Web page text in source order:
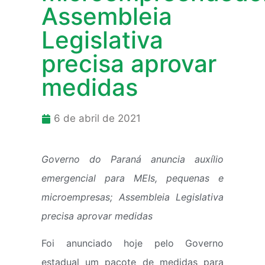
Assembleia
Legislativa
precisa aprovar
medidas
6 de abril de 2021
Governo do Paraná anuncia auxílio
emergencial para MEIs, pequenas e
microempresas; Assembleia Legislativa
precisa aprovar medidas
Foi anunciado hoje pelo Governo
estadual um pacote de medidas para